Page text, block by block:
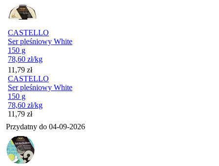
CASTELLO
Ser pleśniowy White
150 g
78,60 zł/kg
Cena
11,79 zł
CASTELLO
Ser pleśniowy White
150 g
78,60 zł/kg
Cena
11,79 zł
Przydatny do 04-09-2026